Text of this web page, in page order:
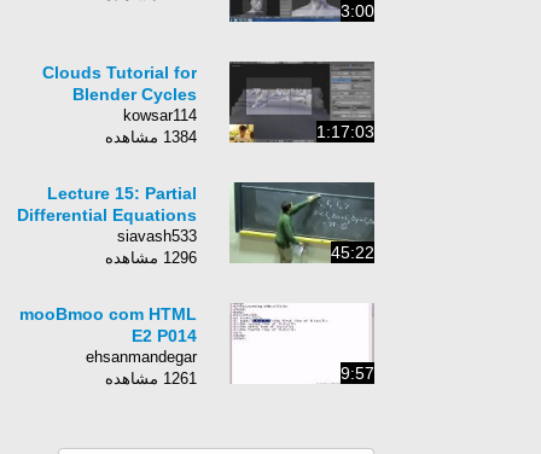
3:00
1:17:03
Clouds Tutorial for
Blender Cycles
kowsar114
1384 مشاهده
45:22
Lecture 15: Partial
Differential Equations
siavash533
1296 مشاهده
9:57
mooBmoo com HTML
E2 P014
ehsanmandegar
1261 مشاهده